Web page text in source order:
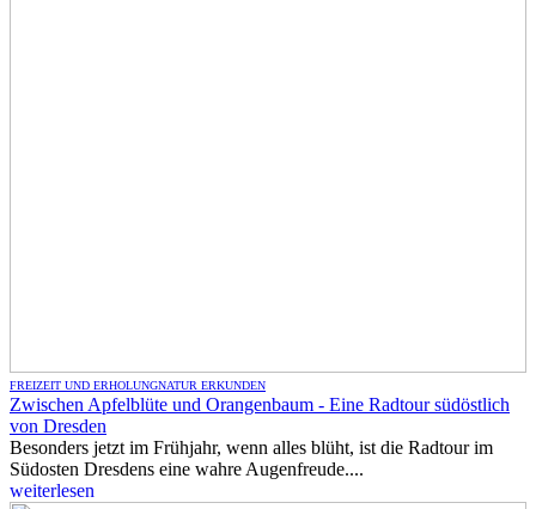
FREIZEIT UND ERHOLUNGNATUR ERKUNDEN
Zwischen Apfelblüte und Orangenbaum - Eine Radtour südöstlich
von Dresden
Besonders jetzt im Frühjahr, wenn alles blüht, ist die Radtour im
Südosten Dresdens eine wahre Augenfreude....
weiterlesen